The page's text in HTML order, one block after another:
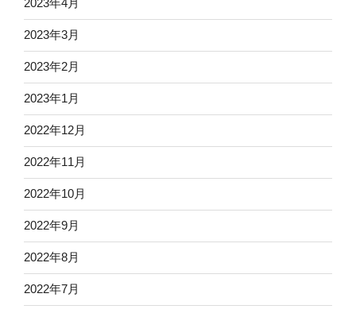
2023年4月
2023年3月
2023年2月
2023年1月
2022年12月
2022年11月
2022年10月
2022年9月
2022年8月
2022年7月